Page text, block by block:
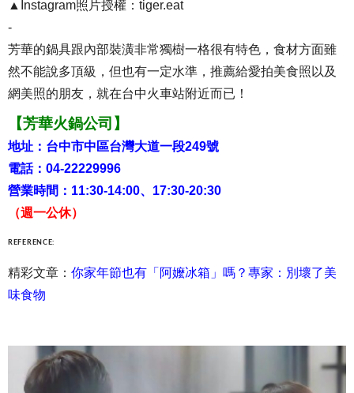
▲Instagram照片授權：tiger.eat
-
芳華的鍋具跟內部裝潢非常獨樹一格很有特色，食材方面雖
然不能說多頂級，但也有一定水準，推薦給愛拍美食照以及
網美照的朋友，就在台中火車站附近而已！
【芳華火鍋公司】
地址：台中市中區台灣大道一段249號
電話：04-22229996
營業時間：11:30-14:00、17:30-20:30
（週一公休）
REFERENCE:
精彩文章： 你家年節也有「阿嬤冰箱」嗎？專家：別壞了美
味食物